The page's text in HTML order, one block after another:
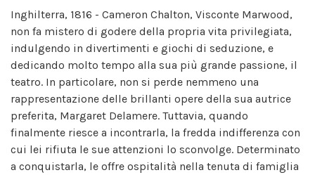
Inghilterra, 1816 - Cameron Chalton, Visconte Marwood,
non fa mistero di godere della propria vita privilegiata,
indulgendo in divertimenti e giochi di seduzione, e
dedicando molto tempo alla sua più grande passione, il
teatro. In particolare, non si perde nemmeno una
rappresentazione delle brillanti opere della sua autrice
preferita, Margaret Delamere. Tuttavia, quando
finalmente riesce a incontrarla, la fredda indifferenza con
cui lei rifiuta le sue attenzioni lo sconvolge. Determinato
a conquistarla, le offre ospitalità nella tenuta di famiglia